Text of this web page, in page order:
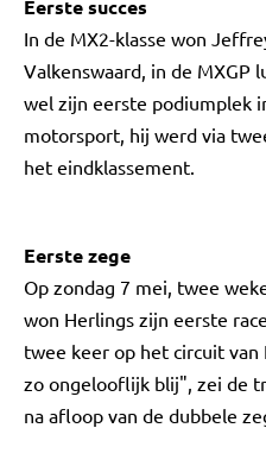
Eerste succes
In de MX2-klasse won
Valkenswaard, in de MXGP
wel zijn eerste podiumplek
motorsport, hij werd via
het eindklassement.
Eerste zege
Op zondag 7 mei, twee
won Herlings zijn eerste
twee keer op het circuit van
zo ongelooflijk blij", zei de
na afloop van de dubbele